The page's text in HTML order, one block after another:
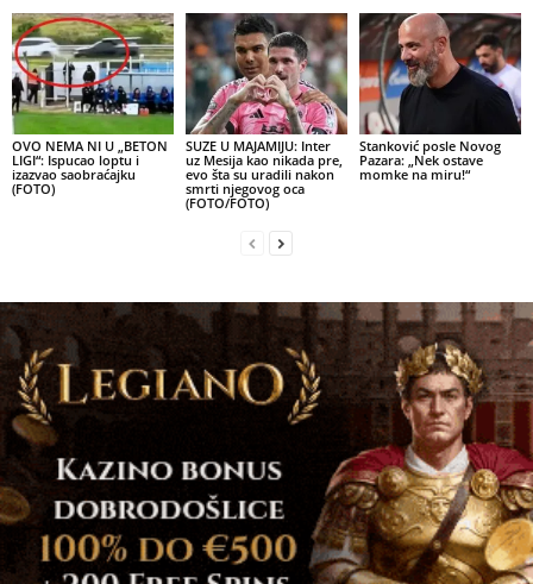
OVO NEMA NI U „BETON
LIGI“: Ispucao loptu i
izazvao saobraćajku
(FOTO)
SUZE U MAJAMIJU: Inter
uz Mesija kao nikada pre,
evo šta su uradili nakon
smrti njegovog oca
(FOTO/FOTO)
Stanković posle Novog
Pazara: „Nek ostave
momke na miru!“